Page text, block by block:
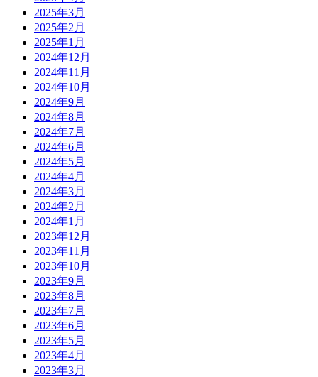
2025年3月
2025年2月
2025年1月
2024年12月
2024年11月
2024年10月
2024年9月
2024年8月
2024年7月
2024年6月
2024年5月
2024年4月
2024年3月
2024年2月
2024年1月
2023年12月
2023年11月
2023年10月
2023年9月
2023年8月
2023年7月
2023年6月
2023年5月
2023年4月
2023年3月